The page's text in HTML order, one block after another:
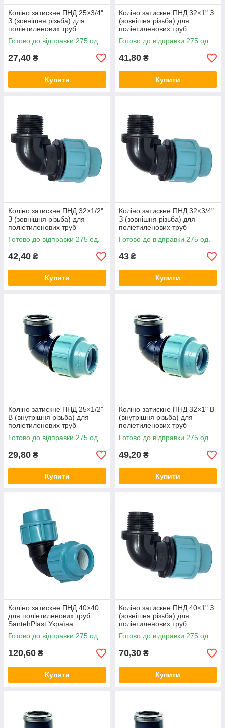
Коліно затискне ПНД 25×3/4"
З (зовнішня різьба) для
поліетиленових труб
SantehPlast Україна
Готово до відправки 275 од.
27,40 ₴
Купити
Коліно затискне ПНД 32×1" З
(зовнішня різьба) для
поліетиленових труб
SantehPlast Україна
Готово до відправки 275 од.
41,80 ₴
Купити
Коліно затискне ПНД 32×1/2"
З (зовнішня різьба) для
поліетиленових труб
SantehPlast Україна
Готово до відправки 275 од.
42,40 ₴
Купити
Коліно затискне ПНД 32×3/4"
З (зовнішня різьба) для
поліетиленових труб
SantehPlast Україна
Готово до відправки 275 од.
43 ₴
Купити
Коліно затискне ПНД 25×1/2"
В (внутрішня різьба) для
поліетиленових труб
SantehPlast Україна
Готово до відправки 275 од.
29,80 ₴
Купити
Коліно затискне ПНД 32×1" В
(внутрішня різьба) для
поліетиленових труб
SantehPlast Україна
Готово до відправки 275 од.
49,20 ₴
Купити
Коліно затискне ПНД 40×40
для поліетиленових труб
SantehPlast Україна
Готово до відправки 275 од.
120,60 ₴
Купити
Коліно затискне ПНД 40×1" З
(зовнішня різьба) для
поліетиленових труб
SantehPlast Україна
Готово до відправки 275 од.
70,30 ₴
Купити